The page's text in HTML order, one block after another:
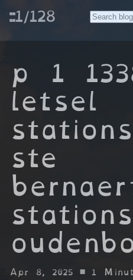
::1/128
p 1
letsel
ste
Apr 8, 2025• 1